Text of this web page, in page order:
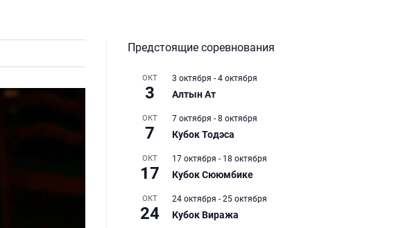
Предстоящие соревнования
ОКТ
3
3 октября - 4 октября
Алтын Ат
ОКТ
7
7 октября - 8 октября
Кубок Тодэса
ОКТ
17
17 октября - 18 октября
Кубок Сююмбике
ОКТ
24
24 октября - 25 октября
Кубок Виража